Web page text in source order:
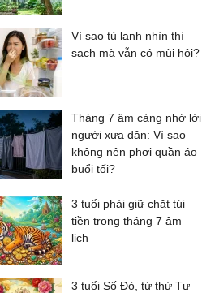
Vì sao tủ lạnh nhìn thì
sạch mà vẫn có mùi hôi?
Tháng 7 âm càng nhớ lời
người xưa dặn: Vì sao
không nên phơi quần áo
buổi tối?
3 tuổi phải giữ chặt túi
tiền trong tháng 7 âm
lịch
3 tuổi Số Đỏ, từ thứ Tư